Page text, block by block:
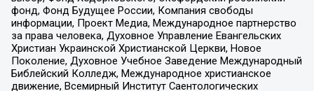
фонд, Фонд Будущее России, Компания свободы
информации, Проект Медиа, Международное партнерство
за права человека, Духовное Управление Евангельских
Христиан Украинской Христианской Церкви, Новое
Поколение, Духовное Учебное Заведение Международный
Библейский Колледж, Международное христианское
движение, Всемирный Институт Саентологических